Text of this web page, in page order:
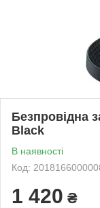
Безпровідна
Black
В наявності
Код:
1 420 ₴